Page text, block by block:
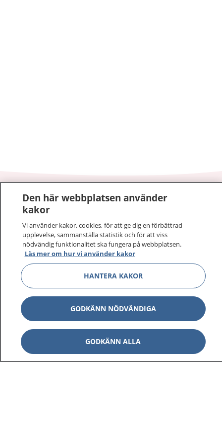
1177–tryggt om din hälsa och vård
På 1177.se får du råd om hälsa och information om
sjukdomar och vilka mottagningar du kan kontakta.
Logga in för att läsa din journal och göra dina
vårdärenden. Ring telefonnummer 1177 för
sjukvårdsrådgivning dygnet runt.
1177 ger dig råd när du vill må bättre.
1177 på flera språk Visa
Den här webbplatsen använder
kakor
Vi använder kakor, cookies, för att ge dig en förbättrad
upplevelse, sammanställa statistik och för att viss
nödvändig funktionalitet ska fungera på webbplatsen.
Läs mer om hur vi använder kakor
HANTERA KAKOR
GODKÄNN NÖDVÄNDIGA
GODKÄNN ALLA